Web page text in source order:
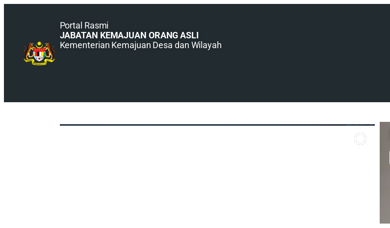
Portal Rasmi
JABATAN KEMAJUAN ORANG ASLI
Kementerian Kemajuan Desa dan Wilayah